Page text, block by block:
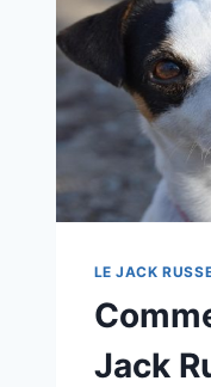
LE JACK
Jack